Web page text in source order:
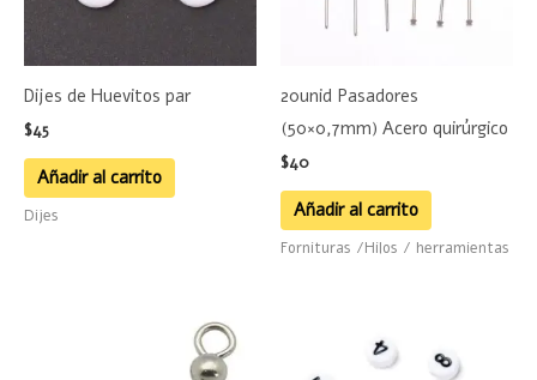
Dijes de Huevitos par
$45
Añadir al carrito
Dijes
20unid Pasadores
(50×0,7mm) Acero quirúrgico
$40
Añadir al carrito
Fornituras /Hilos / herramientas